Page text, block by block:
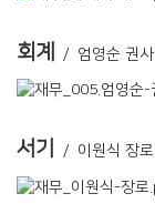
회계 / 엄영순 권사
서기 / 이원식 장로